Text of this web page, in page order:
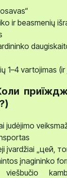
ir beasmenių
1–4 vartojimas
judėjimo
įvardžiai „цей,
įnagininko
viešbučio